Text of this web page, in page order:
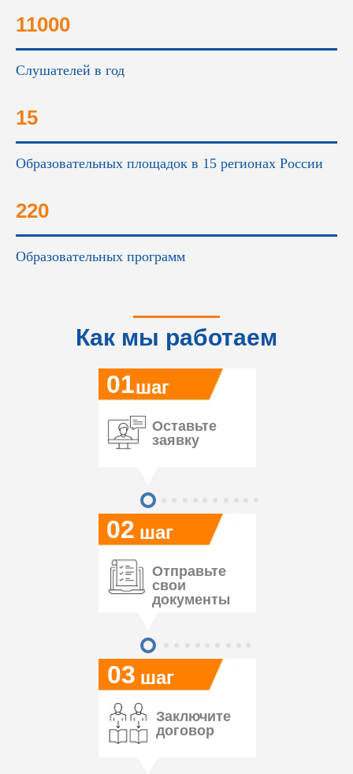
11000
Слушателей в год
15
Образовательных площадок в 15 регионах России
220
Образовательных программ
Как мы работаем
03
02
01
Оставьте
заявку
шаг
шаг
шаг
Отправьте
свои
документы
Заключите
договор